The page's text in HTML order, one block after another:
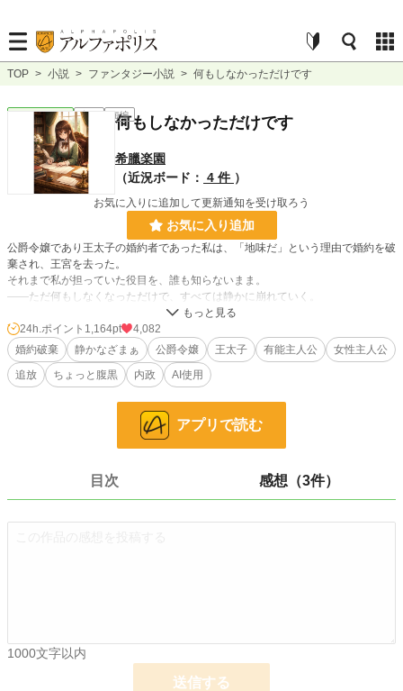
TOP > 小説 > ファンタジー小説 > 何もしなかっただけです
ファンタジー 完結 短編
何もしなかっただけです
希臘楽園
（近況ボード： 4 件 ）
お気に入りに追加して更新通知を受け取ろう
お気に入り追加
公爵令嬢であり王太子の婚約者であった私は、「地味だ」という理由で婚約を破
棄され、王宮を去った。
それまで私が担っていた役目を、誰も知らないまま。
――ただ何もしなくなっただけで、すべては静かに崩れていく。
ＡＩに書かせてみた第14弾は、｢追放ざまぁ｣系の短編。
小説 1,209 位 / 228,787 件
ファンタジー 217 位 / 53,314 件
1,164 pt
5,811
270,822 pt (2,242 位)
24h.ポイント 1,164pt
4,082
婚約破棄
静かなざまぁ 公爵令嬢 王太子 有能主人公
女性主人公
追放
ちょっと腹黒 内政 AI使用
アプリで読む
目次 感想（3件）
1000文字以内
送信する